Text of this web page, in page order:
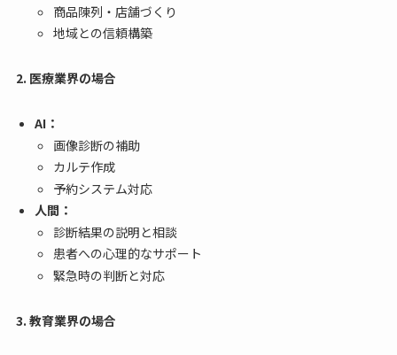
商品陳列・店舗づくり
地域との信頼構築
2. 医療業界の場合
AI：
画像診断の補助
カルテ作成
予約システム対応
人間：
診断結果の説明と相談
患者への心理的なサポート
緊急時の判断と対応
3. 教育業界の場合